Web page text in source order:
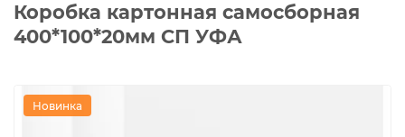
Коробка картонная самосборная
400*100*20мм СП УФА
Новинка